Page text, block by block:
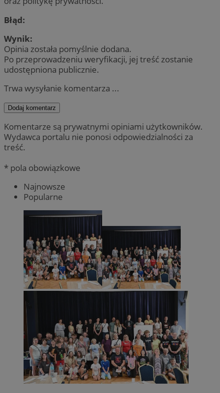
Błąd:
Wynik:
Opinia została pomyślnie dodana.
Po przeprowadzeniu weryfikacji, jej treść zostanie
udostępniona publicznie.
Trwa wysyłanie komentarza ...
Dodaj komentarz
Komentarze są prywatnymi opiniami użytkowników.
Wydawca portalu nie ponosi odpowiedzialności za
treść.
* pola obowiązkowe
Najnowsze
Popularne